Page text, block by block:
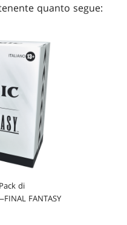
quanto segue:
di
FANTASY